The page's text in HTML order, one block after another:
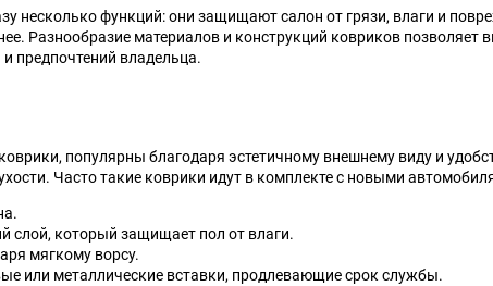
Honda HuangHai
Jinbei Kia
несколько функций: они защищают салон от грязи, влаги и
Разнообразие материалов и конструкций ковриков
предпочтений владельца.
популярны благодаря эстетичному внешнему виду и
Часто такие коврики идут в комплекте с новыми
который защищает пол от влаги.
мягкому ворсу.
или металлические вставки, продлевающие срок службы.